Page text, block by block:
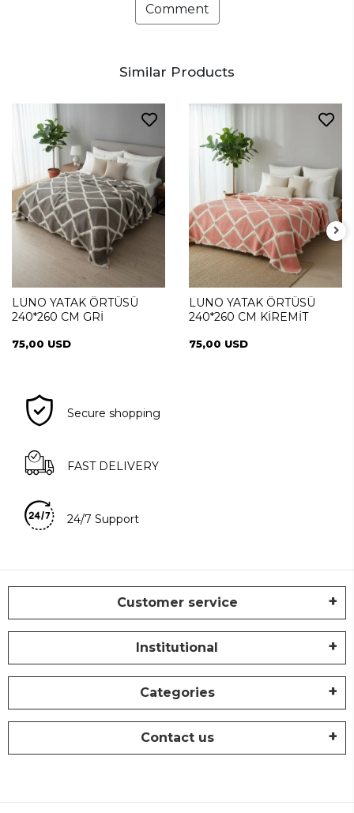
Comment
Similar Products
LUNO YATAK ÖRTÜSÜ
240*260 CM GRİ
75,00 USD
LUNO YATAK ÖRTÜSÜ
240*260 CM KİREMİT
75,00 USD
Secure shopping
FAST DELIVERY
24/7 Support
Customer service
Institutional
Categories
Contact us